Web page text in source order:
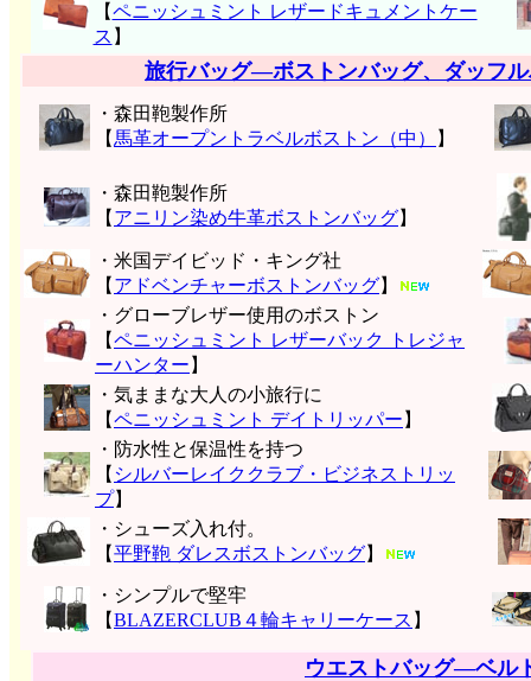
【ペニッシュミント レザードキュメントケー
ス 】
旅行バッグ―ボストンバッグ、ダッフ
・森田鞄製作所
【 馬革オープントラベルボストン（中） 】
・森田鞄製作所
【 アニリン染め牛革ボストンバッグ】
・米国デイビッド・キング社
【 アドベンチャーボストンバッグ】
・グローブレザー使用のボストン
【ペニッシュミント レザーバック トレジャ
ーハンター 】
・気ままな大人の小旅行に
【ペニッシュミント デイトリッパー 】
・防水性と保温性を持つ
【 シルバーレイククラブ・ビジネストリッ
プ】
・シューズ入れ付。
【平野鞄 ダレスボストンバッグ】
・シンプルで堅牢
【BLAZERCLUB４輪キャリーケース 】
ウエストバッグ―ベル